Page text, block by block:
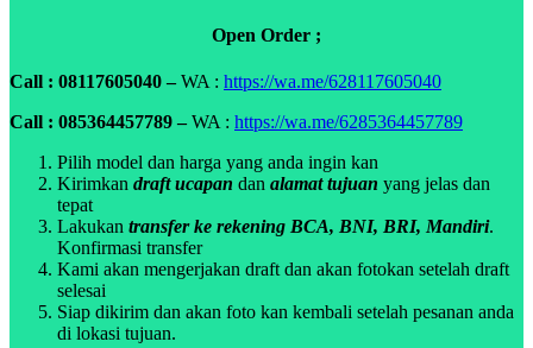
Open Order ;
Call : 08117605040 –WA : https://wa.me/628117605040
Call : 085364457789 –WA : https://wa.me/6285364457789
Pilih model dan harga yang anda ingin kan
Kirimkan draft ucapan dan alamat tujuan yang jelas dan
tepat
Lakukan transfer ke rekening BCA, BNI, BRI, Mandiri.
Konfirmasi transfer
Kami akan mengerjakan draft dan akan fotokan setelah draft
selesai
Siap dikirim dan akan foto kan kembali setelah pesanan anda
di lokasi tujuan.